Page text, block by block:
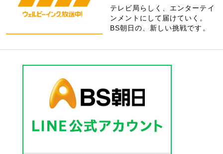
テレビ局らしく、エンターテイ
ンメントにして届けていく。
BS朝日の、新しい挑戦です。